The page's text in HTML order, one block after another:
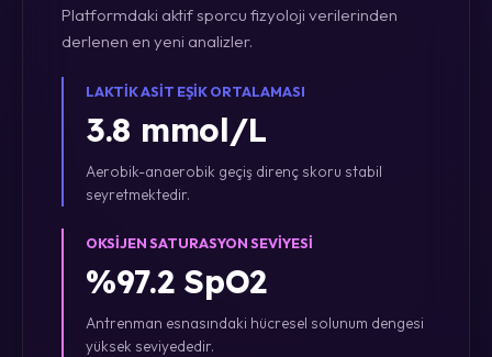
Platformdaki aktif sporcu fizyoloji verilerinden
derlenen en yeni analizler.
LAKTIK ASIT EŞIK ORTALAMASI
3.8 mmol/L
Aerobik-anaerobik geçiş direnç skoru stabil
seyretmektedir.
OKSIJEN SATURASYON SEVIYESI
%97.2 SpO2
Antrenman esnasındaki hücresel solunum dengesi
yüksek seviyededir.